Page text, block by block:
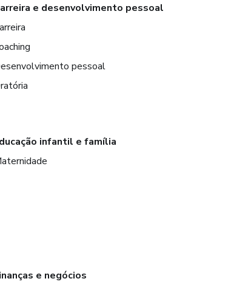
e desenvolvimento pessoal
pessoal
infantil e família
e negócios